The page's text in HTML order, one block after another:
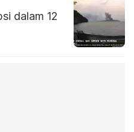
dalam 12